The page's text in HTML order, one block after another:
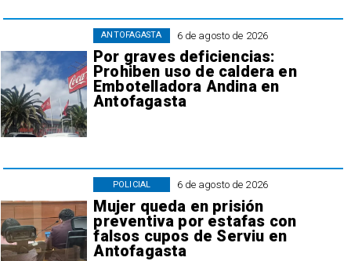
6 de agosto de 2026
Por graves deficiencias:
Prohiben uso de caldera en
Embotelladora Andina en
Antofagasta
ANTOFAGASTA
6 de agosto de 2026
Mujer queda en prisión
preventiva por estafas con
falsos cupos de Serviu en
Antofagasta
POLICIAL